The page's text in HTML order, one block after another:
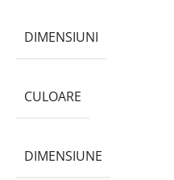
DIMENSIUNI
CULOARE
DIMENSIUNE